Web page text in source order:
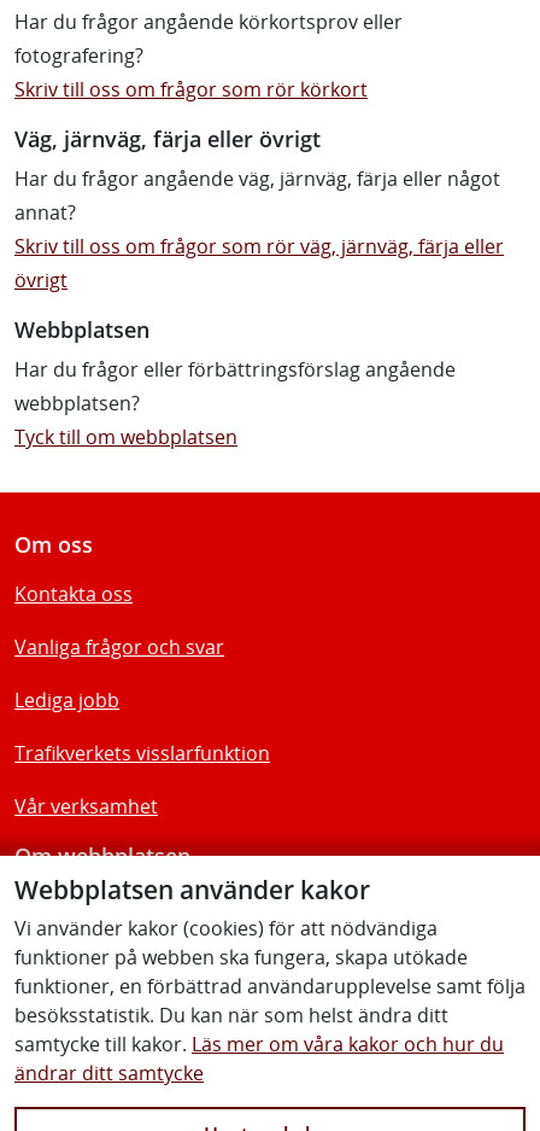
Webbplatsen använder kakor
Vi använder kakor (cookies) för att nödvändiga
funktioner på webben ska fungera, skapa utökade
funktioner, en förbättrad användarupplevelse samt följa
besöksstatistik. Du kan när som helst ändra ditt
samtycke till kakor. Läs mer om våra kakor och hur du
ändrar ditt samtycke
Har du frågor angående körkortsprov eller
fotografering?
Skriv till oss om frågor som rör körkort
Väg, järnväg, färja eller övrigt
Har du frågor angående väg, järnväg, färja eller något
annat?
Skriv till oss om frågor som rör väg, järnväg, färja eller
övrigt
Webbplatsen
Har du frågor eller förbättringsförslag angående
webbplatsen?
Tyck till om webbplatsen
Om oss
Kontakta oss
Vanliga frågor och svar
Lediga jobb
Trafikverkets visslarfunktion
Vår verksamhet
Om webbplatsen
Tillgänglighetsredogörelse
Följ oss
Facebook Youtube